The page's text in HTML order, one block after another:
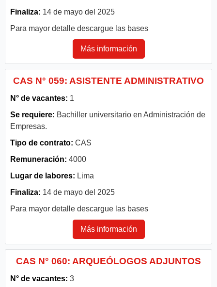
Finaliza: 14 de mayo del 2025
Para mayor detalle descargue las bases
Más información
CAS N° 059: ASISTENTE ADMINISTRATIVO
N° de vacantes: 1
Se requiere: Bachiller universitario en Administración de
Empresas.
Tipo de contrato: CAS
Remuneración: 4000
Lugar de labores: Lima
Finaliza: 14 de mayo del 2025
Para mayor detalle descargue las bases
Más información
CAS N° 060: ARQUEÓLOGOS ADJUNTOS
N° de vacantes: 3